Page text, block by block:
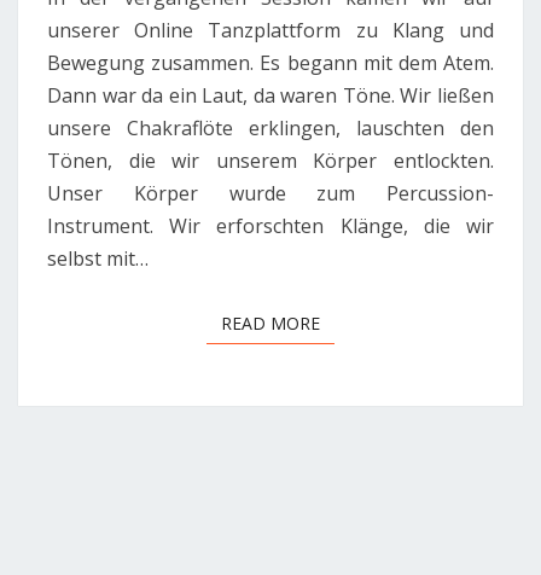
unserer Online Tanzplattform zu Klang und
Bewegung zusammen. Es begann mit dem Atem.
Dann war da ein Laut, da waren Töne. Wir ließen
unsere Chakraflöte erklingen, lauschten den
Tönen, die wir unserem Körper entlockten.
Unser Körper wurde zum Percussion-
Instrument. Wir erforschten Klänge, die wir
selbst mit…
READ MOREREAD MORE